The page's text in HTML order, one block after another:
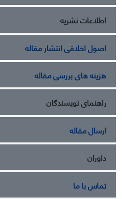
اطلاعات نشریه
اصول اخلاقی انتشار مقاله
هزینه های بررسی مقاله
راهنمای نویسندگان
ارسال مقاله
داوران
تماس با ما